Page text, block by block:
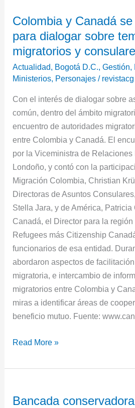
Colombia y Canadá
para dialogar sobre
migratorios y
Actualidad, Bogotá D.C.,Gestión,
Ministerios, Personajes / revistacg
Con el interés de dialogar sobre
común, dentro del ámbito
encuentro de autoridades
entre Colombia y Canadá. El
por la Viceministra de Relaciones
Londoño, y contó con la
Migración Colombia, Christian
Directoras de Asuntos
Stella Jara, y de América, Patricia
Canadá, el Director para la región
Refugees más Citizenship
funcionarios de esa entidad.
abordaron aspectos de
migratoria, e intercambio de
migratorios entre Colombia y
miras a identificar áreas de
beneficio mutuo. Fuente:
y
Canadá
se
para
sobre
temas
migratorios
y
consulares
Read More »
Bancada
conservadora